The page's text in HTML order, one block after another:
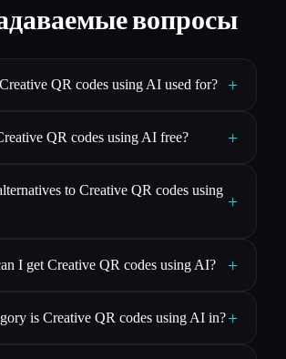
вопросы
QR codes using AI used for? +
QR codes using AI free? +
to Creative QR codes using
+
I get Creative QR codes using AI? +
is Creative QR codes using AI in?+